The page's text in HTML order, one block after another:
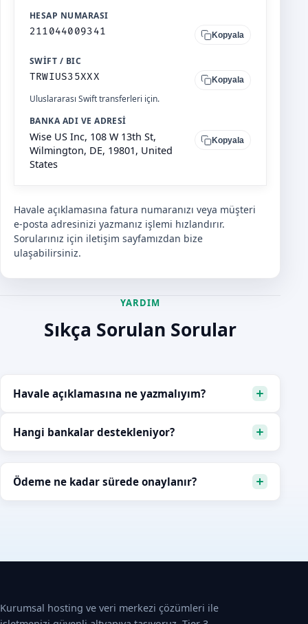
HESAP NUMARASI
211044009341
Kopyala
SWIFT / BIC
TRWIUS35XXX
Kopyala
Uluslararası Swift transferleri için.
BANKA ADI VE ADRESI
Wise US Inc, 108 W 13th St,
Wilmington, DE, 19801, United
States
Kopyala
Havale açıklamasına fatura numaranızı veya müşteri
e-posta adresinizi yazmanız işlemi hızlandırır.
Sorularınız için iletişim sayfamızdan bize
ulaşabilirsiniz.
YARDIM
Sıkça Sorulan Sorular
Havale açıklamasına ne yazmalıyım?
Hangi bankalar destekleniyor?
Ödeme ne kadar sürede onaylanır?
Kurumsal hosting ve veri merkezi çözümleri ile